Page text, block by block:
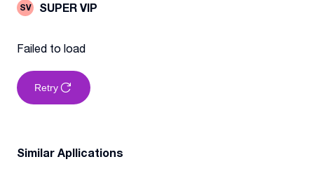
SV SUPER VIP
Failed to load
Retry
Similar Apllications